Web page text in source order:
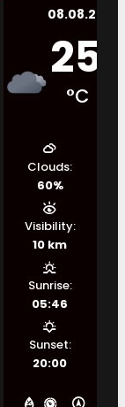
08.08.2026.
25
°C
Clouds:
60%
Visibility:
10 km
Sunrise:
05:46
Sunset:
20:00